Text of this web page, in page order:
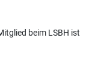
beim LSBH ist